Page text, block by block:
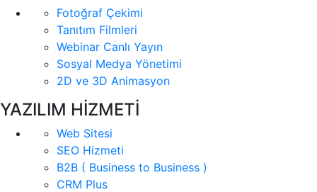
Fotoğraf Çekimi
Tanıtım Filmleri
Webinar Canlı Yayın
Sosyal Medya Yönetimi
2D ve 3D Animasyon
YAZILIM HİZMETİ
Web Sitesi
SEO Hizmeti
B2B ( Business to Business )
CRM Plus